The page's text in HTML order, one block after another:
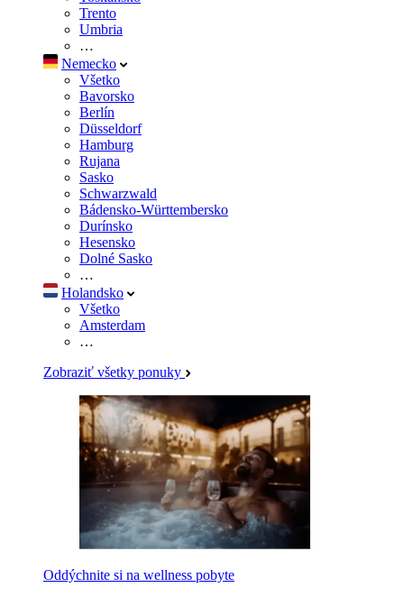
Trento
Umbria
…
Nemecko
Všetko
Bavorsko
Berlín
Düsseldorf
Hamburg
Rujana
Sasko
Schwarzwald
Bádensko-Württembersko
Durínsko
Hesensko
Dolné Sasko
…
Holandsko
Všetko
Amsterdam
…
Zobraziť všetky ponuky
Oddýchnite si na wellness pobyte